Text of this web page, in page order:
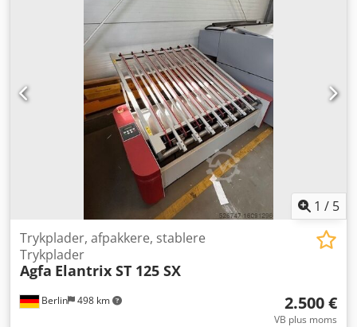
1 / 5
Berlin 498 km
Trykplader, afpakkere, stablere
Trykplader
Agfa Elantrix ST 125 SX
2.500 €
VB plus moms